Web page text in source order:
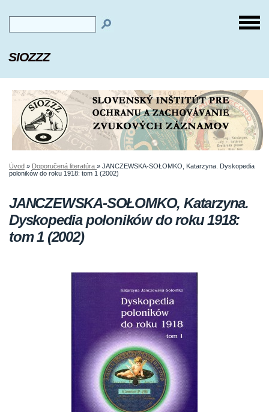
SIOZZZ
Úvod » Doporučená literatúra » JANCZEWSKA-SOŁOMKO, Katarzyna. Dyskopedia
poloników do roku 1918: tom 1 (2002)
JANCZEWSKA-SOŁOMKO, Katarzyna.
Dyskopedia poloników do roku 1918:
tom 1 (2002)